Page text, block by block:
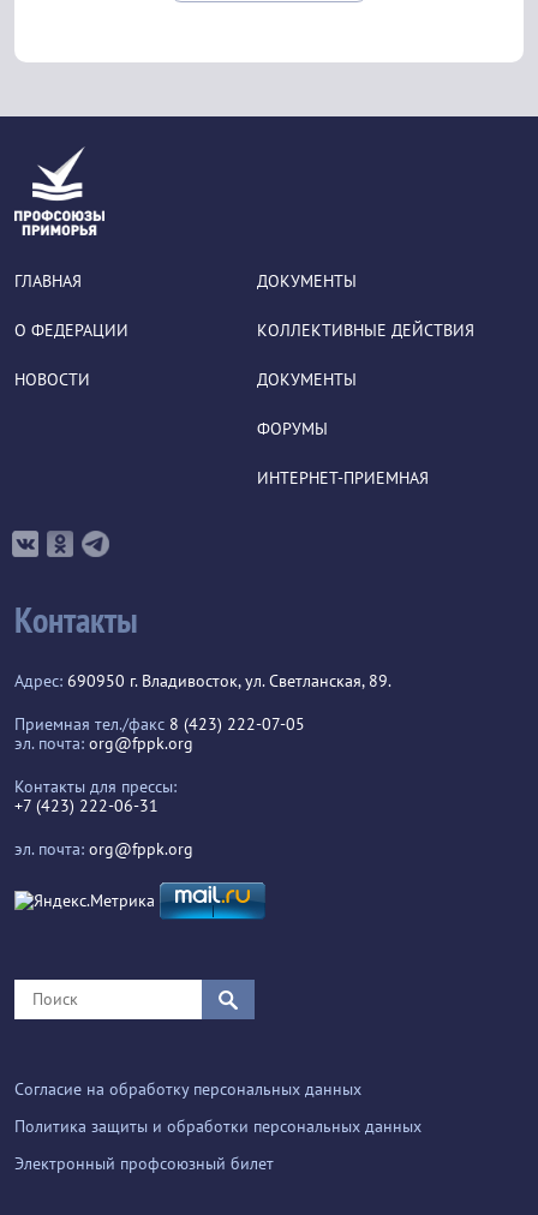
ГЛАВНАЯ
О ФЕДЕРАЦИИ
НОВОСТИ
ДОКУМЕНТЫ
КОЛЛЕКТИВНЫЕ ДЕЙСТВИЯ
ДОКУМЕНТЫ
ФОРУМЫ
ИНТЕРНЕТ-ПРИЕМНАЯ
Контакты
Адрес: 690950 г. Владивосток, ул. Светланская, 89.
Приемная тел./факс 8 (423) 222-07-05
эл. почта: org@fppk.org
Контакты для прессы:
+7 (423) 222-06-31
эл. почта: org@fppk.org
Согласие на обработку персональных данных
Политика защиты и обработки персональных данных
Электронный профсоюзный билет